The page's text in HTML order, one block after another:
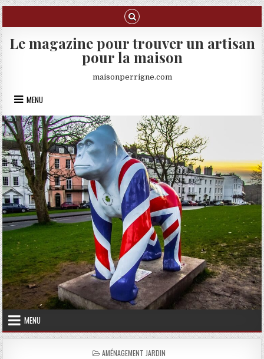
Skip to content
Le magazine pour trouver un artisan
pour la maison
maisonperrigne.com
MENU
MENU
POSTED IN
AMÉNAGEMENT JARDIN